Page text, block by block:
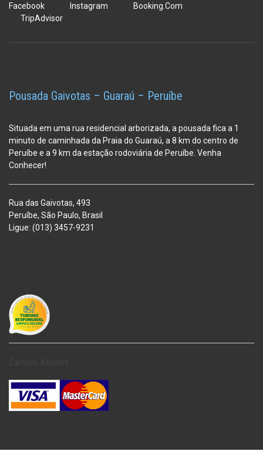
Facebook Instagram
Booking.Com
TripAdvisor
Pousada Gaivotas – Guaraú – Peruíbe
Situada em uma rua residencial arborizada, a pousada fica a 1
minuto de caminhada da Praia do Guaraú, a 8 km do centro de
Peruíbe e a 9 km da estação rodoviária de Peruíbe. Venha
Conhecer!
Rua das Gaivotas, 493
Peruíbe, São Paulo, Brasil
Ligue: (013) 3457-9231